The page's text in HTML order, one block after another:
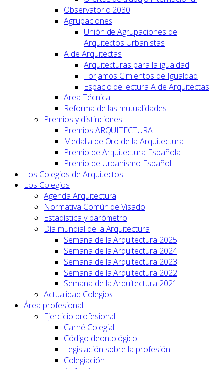
Observatorio 2030
Agrupaciones
Unión de Agrupaciones de
Arquitectos Urbanistas
A de Arquitectas
Arquitecturas para la igualdad
Forjamos Cimientos de Igualdad
Espacio de lectura A de Arquitectas
Area Técnica
Reforma de las mutualidades
Premios y distinciones
Premios ARQUITECTURA
Medalla de Oro de la Arquitectura
Premio de Arquitectura Española
Premio de Urbanismo Español
Los Colegios de Arquitectos
Los Colegios
Agenda Arquitectura
Normativa Común de Visado
Estadística y barómetro
Día mundial de la Arquitectura
Semana de la Arquitectura 2025
Semana de la Arquitectura 2024
Semana de la Arquitectura 2023
Semana de la Arquitectura 2022
Semana de la Arquitectura 2021
Actualidad Colegios
Área profesional
Ejercicio profesional
Carné Colegial
Código deontológico
Legislación sobre la profesión
Colegiación